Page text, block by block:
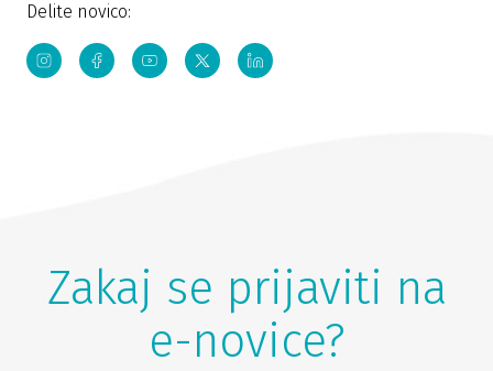
Delite novico:
Zakaj se prijaviti na
e-novice?